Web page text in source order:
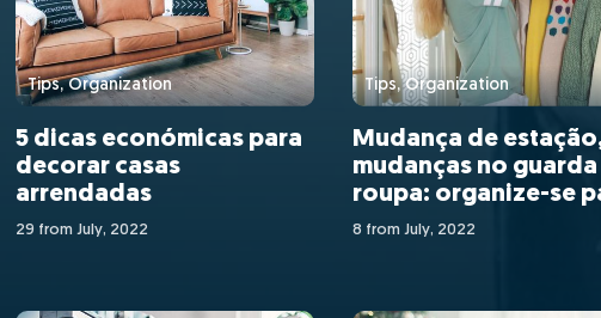
Tips, Organization
5 dicas económicas para
decorar casas
arrendadas
29 from July, 2022
Tips, Organization
Mudança de
mudanças no guarda
roupa: organize-se
receber o Verão
8 from July, 2022